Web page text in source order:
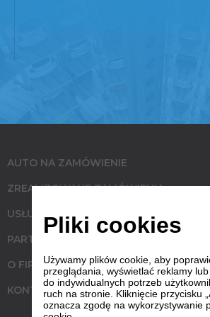
AUTO NA ZAMÓWIENIE
ZREALIZOWANE ZAMÓWIENIA
USŁUGI
PARTNERZY
O FIRMIE
KONTAKT
Pliki cookies
Używamy plików cookie, aby
przeglądania, wyświetlać reklamy
do indywidualnych potrzeb
ruch na stronie. Kliknięcie przycisku
oznacza zgodę na wykorzystywanie